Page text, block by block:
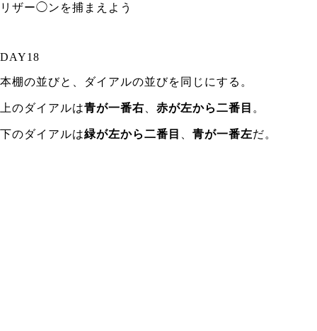
リザー◯ンを捕まえよう
DAY18
本棚の並びと、ダイアルの並びを同じにする。
上のダイアルは青が一番右 赤が左から二番目 。
下のダイアルは緑が左から二番目 青が一番左だ。